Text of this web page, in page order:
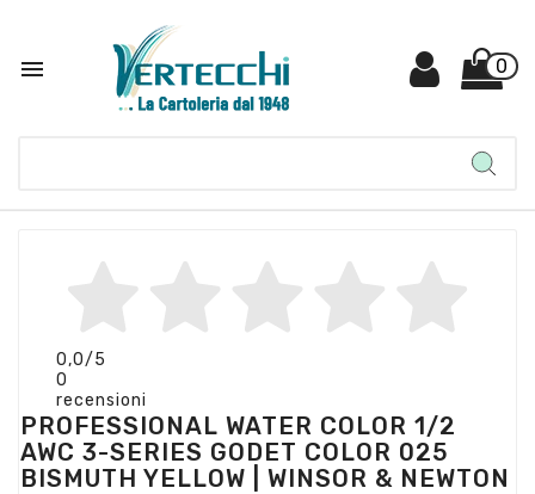
 0
0,0/5
0
recensioni
PROFESSIONAL WATER COLOR 1/2
AWC 3-SERIES GODET COLOR 025
BISMUTH YELLOW | WINSOR & NEWTON